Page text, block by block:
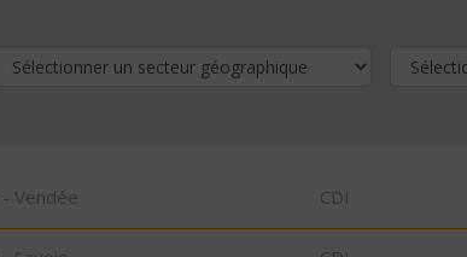
Vendée CDI